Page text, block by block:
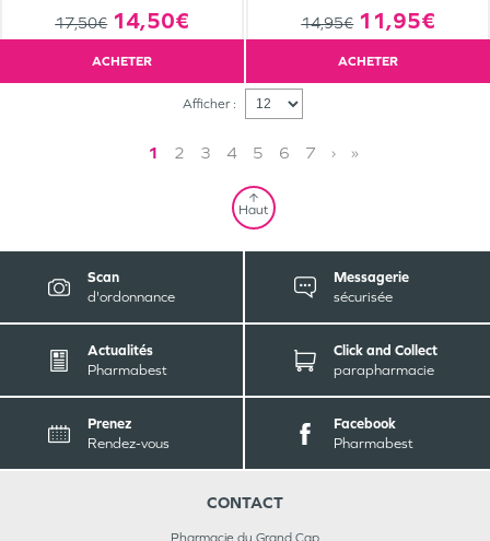
17,50€ 14,50€
ACHETER
14,95€ 11,95€
ACHETER
Afficher :
1 2 3 4 5 6 7 › »
Haut
Scan
d'ordonnance
Messagerie
sécurisée
Actualités
Pharmabest
Click and Collect
parapharmacie
Prenez
Rendez-vous
Facebook
Pharmabest
CONTACT
Pharmacie du Grand Cap